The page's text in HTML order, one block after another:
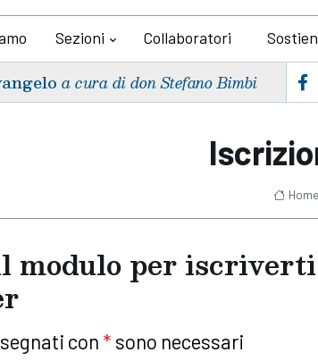
Sezioni Collaboratori
a cura di don Stefano Bimbi
Home
modulo per
con * sono necessari